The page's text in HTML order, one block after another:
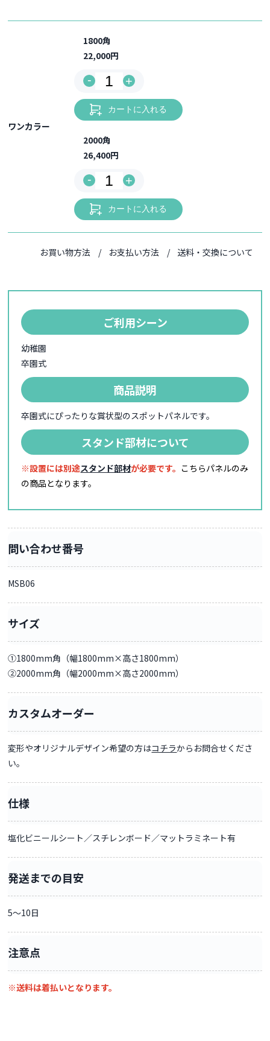
ワンカラー
1800角
22,000円
- +
カートに入れる
2000角
26,400円
- +
カートに入れる
お買い物方法 お支払い方法 送料・交換について
ご利用シーン
幼稚園
卒園式
商品説明
卒園式にぴったりな賞状型のスポットパネルです。
スタンド部材について
※設置には別途スタンド部材が必要です。 こちらパネルのみ
の商品となります。
問い合わせ番号
MSB06
サイズ
①1800mm角（幅1800mm×高さ1800mm）
②2000mm角（幅2000mm×高さ2000mm）
カスタムオーダー
変形やオリジナルデザイン希望の方はコチラからお問合せくださ
い。
仕様
塩化ビニールシート／スチレンボード／マットラミネート有
発送までの目安
5〜10日
注意点
※送料は着払いとなります。